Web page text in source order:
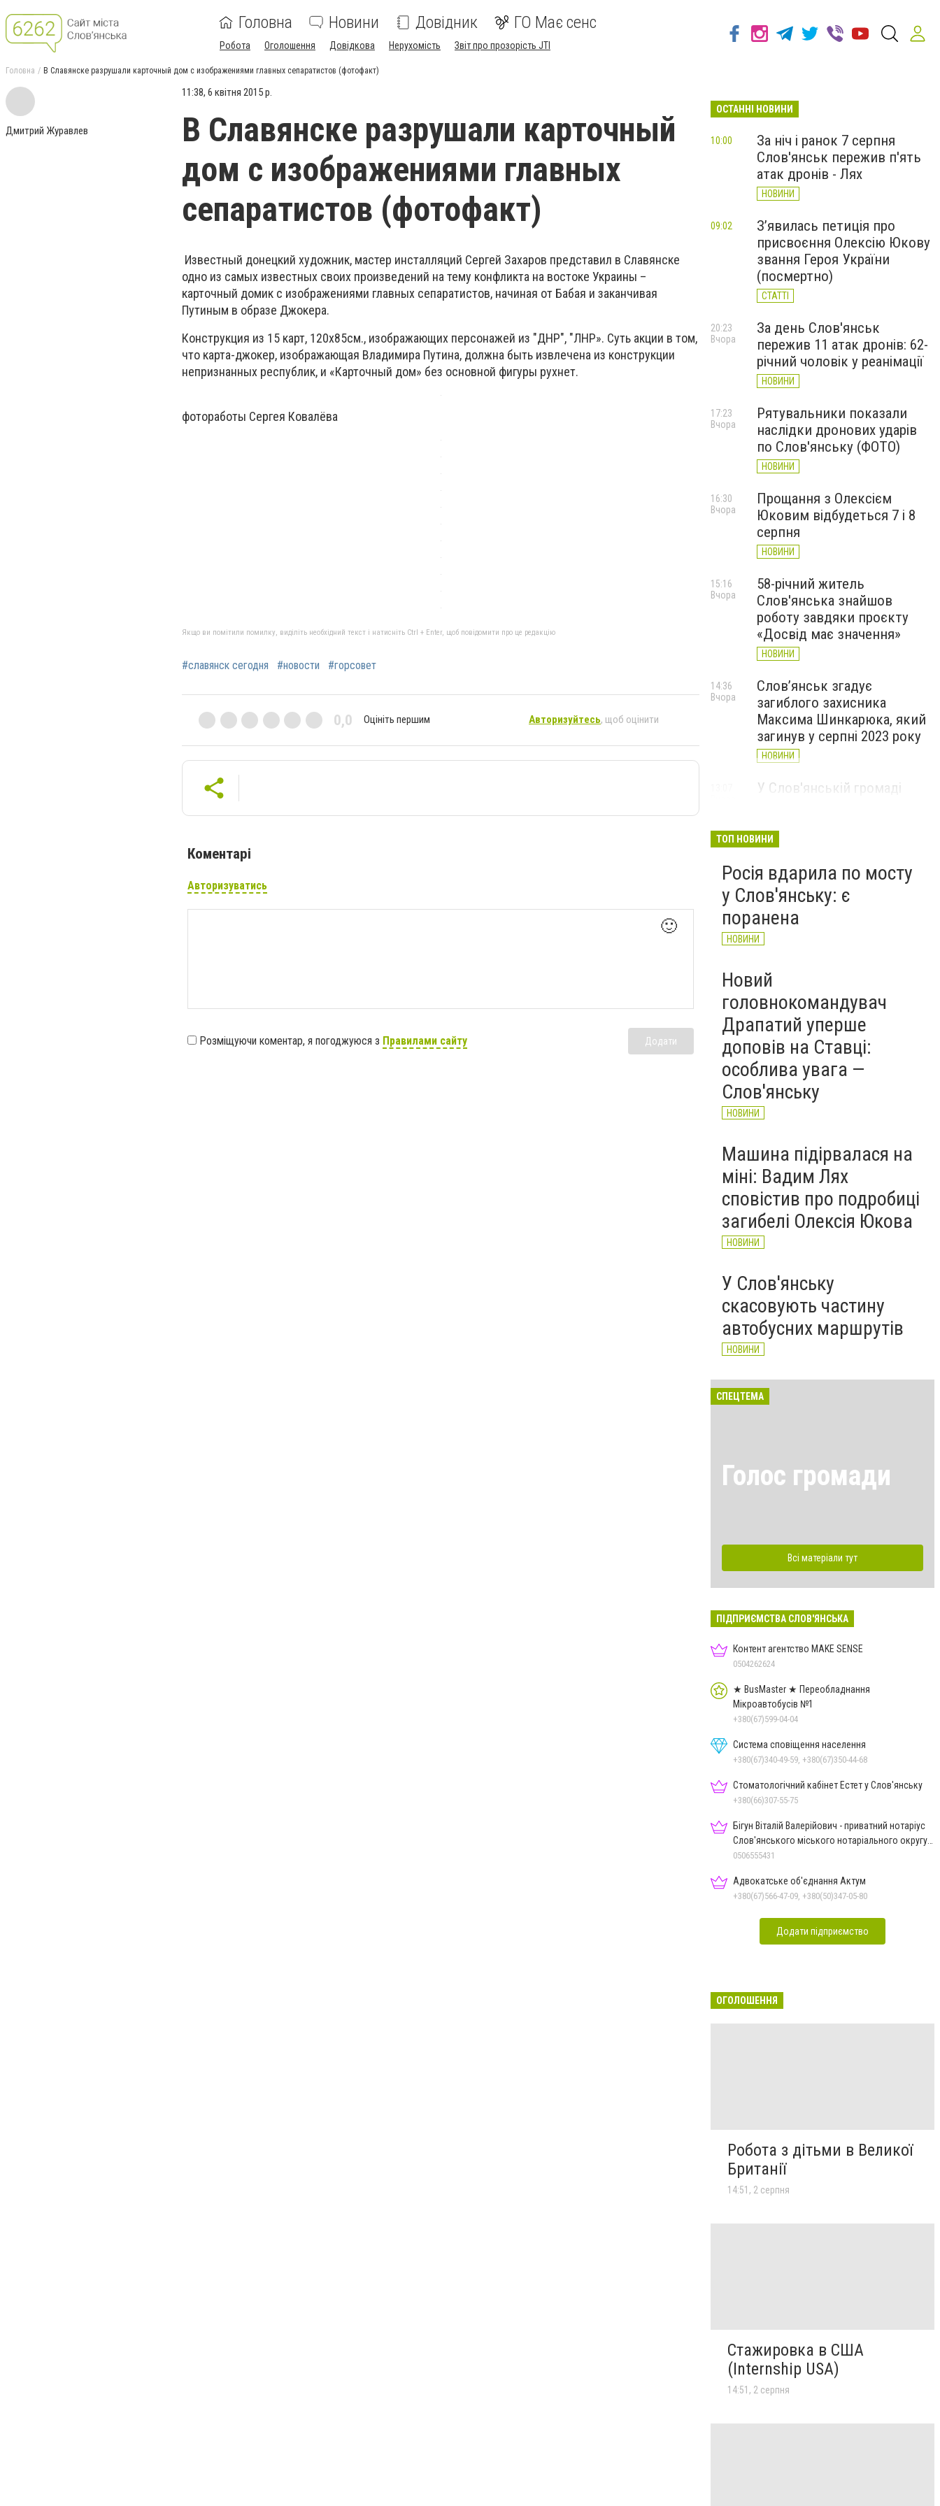
Головна Новини Довідник ГО Має сенс
Робота Оголошення Довідкова Нерухомість Звіт про прозорість JTI
Головна В Славянске разрушали карточный дом с изображениями главных сепаратистов (фотофакт)
Дмитрий Журавлев
11:38, 6 квітня 2015 р.
В Славянске разрушали карточный
дом с изображениями главных
сепаратистов (фотофакт)
Известный донецкий художник, мастер инсталляций Сергей Захаров представил в Славянске
одно из самых известных своих произведений на тему конфликта на востоке Украины –
карточный домик с изображениями главных сепаратистов, начиная от Бабая и заканчивая
Путиным в образе Джокера.
Конструкция из 15 карт, 120х85см., изображающих персонажей из "ДНР", "ЛНР». Суть акции в том,
что карта-джокер, изображающая Владимира Путина, должна быть извлечена из конструкции
непризнанных республик, и «Карточный дом» без основной фигуры рухнет.
фотоработы Сергея Ковалёва
Якщо ви помітили помилку, виділіть необхідний текст і натисніть Ctrl + Enter, щоб повідомити про це редакцію
#славянск сегодня #новости #горсовет
0,0 Оцініть першим Авторизуйтесь, щоб оцінити
Коментарі
Авторизуватись
🙂
Розміщуючи коментар, я погоджуюся з Правилами сайту Додати
ОСТАННІ НОВИНИ
За ніч і ранок 7 серпня
Слов'янськ пережив п'ять
атак дронів - Лях
НОВИНИ
10:00
З’явилась петиція про
присвоєння Олексію Юкову
звання Героя України
(посмертно)
СТАТТІ
09:02
За день Слов'янськ
пережив 11 атак дронів: 62-
річний чоловік у реанімації
НОВИНИ
20:23
Вчора
Рятувальники показали
наслідки дронових ударів
по Слов'янську (ФОТО)
НОВИНИ
17:23
Вчора
Прощання з Олексієм
Юковим відбудеться 7 і 8
серпня
НОВИНИ
16:30
Вчора
58-річний житель
Слов'янська знайшов
роботу завдяки проєкту
«Досвід має значення»
НОВИНИ
15:16
Вчора
Слов’янськ згадує
загиблого захисника
Максима Шинкарюка, який
загинув у серпні 2023 року
НОВИНИ
14:36
Вчора
У Слов'янській громаді
НОВИНИ
ТОП НОВИНИ
Росія вдарила по мосту
у Слов'янську: є
поранена
НОВИНИ
Новий
головнокомандувач
Драпатий уперше
доповів на Ставці:
особлива увага —
Слов'янську
НОВИНИ
Машина підірвалася на
міні: Вадим Лях
сповістив про подробиці
загибелі Олексія Юкова
НОВИНИ
У Слов'янську
скасовують частину
автобусних маршрутів
НОВИНИ
СПЕЦТЕМА
Голос громади
Всі матеріали тут
ПІДПРИЄМСТВА СЛОВ'ЯНСЬКА
Контент агентство MAKE SENSE
0504262624
★ BusMaster ★ Переобладнання
Мікроавтобусів №1
+380(67)599-04-04
Система сповіщення населення
+380(67)340-49-59, +380(67)350-44-68
Стоматологічний кабінет Естет у Слов'янську
+380(66)307-55-75
Бігун Віталій Валерійович - приватний нотаріус
Слов'янського міського нотаріального округу
Дон.обл.
0506555431
Адвокатське об'єднання Актум
+380(67)566-47-09, +380(50)347-05-80
Додати підприємство
ОГОЛОШЕННЯ
Робота з дітьми в Великої
Британії
14:51, 2 серпня
Стажировка в США
(Internship USA)
14:51, 2 серпня